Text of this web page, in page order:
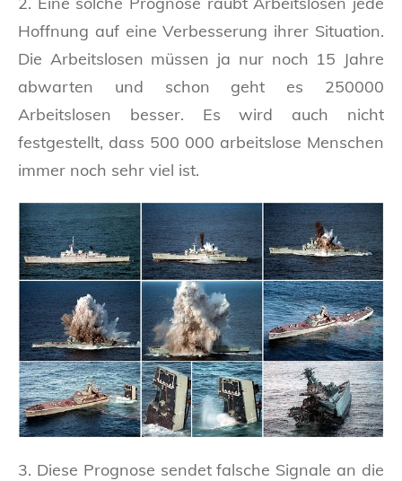
Hoffnung auf eine Verbesserung ihrer Situation.
Die Arbeitslosen müssen ja nur noch 15 Jahre
abwarten und schon geht es 250000
Arbeitslosen besser. Es wird auch nicht
festgestellt, dass 500 000 arbeitslose Menschen
immer noch sehr viel ist.
3. Diese Prognose sendet falsche Signale an die